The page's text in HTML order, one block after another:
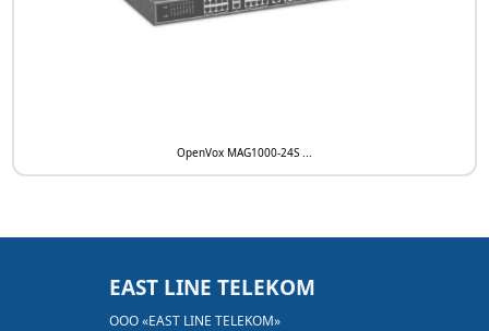
OpenVox MAG1000-24S ...
EAST LINE TELEKOM
ООО «EAST LINE TELEKOM»